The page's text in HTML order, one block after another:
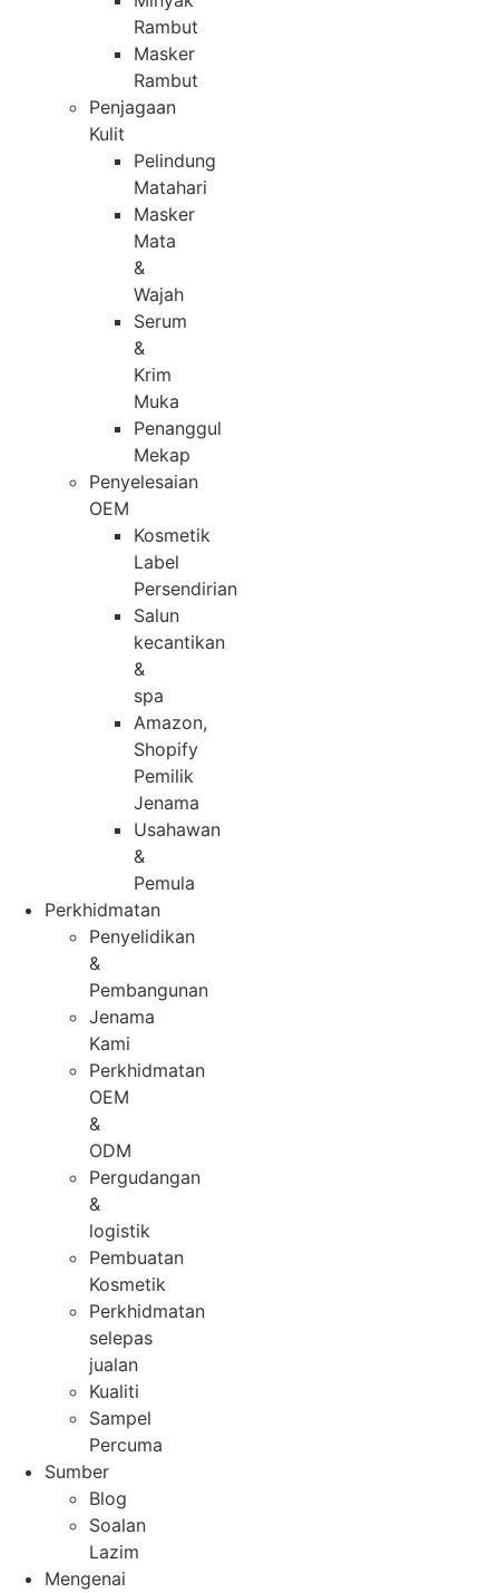
Rambut
Masker
Rambut
Penjagaan
Kulit
Pelindung
Matahari
Masker
Mata
&
Wajah
Serum
&
Krim
Muka
Penanggul
Mekap
Penyelesaian
OEM
Kosmetik
Label
Persendirian
Salun
kecantikan
&
spa
Amazon,
Shopify
Pemilik
Jenama
Usahawan
&
Pemula
Perkhidmatan
Penyelidikan
&
Pembangunan
Jenama
Kami
Perkhidmatan
OEM
&
ODM
Pergudangan
&
logistik
Pembuatan
Kosmetik
Perkhidmatan
selepas
jualan
Kualiti
Sampel
Percuma
Sumber
Blog
Soalan
Lazim
Mengenai